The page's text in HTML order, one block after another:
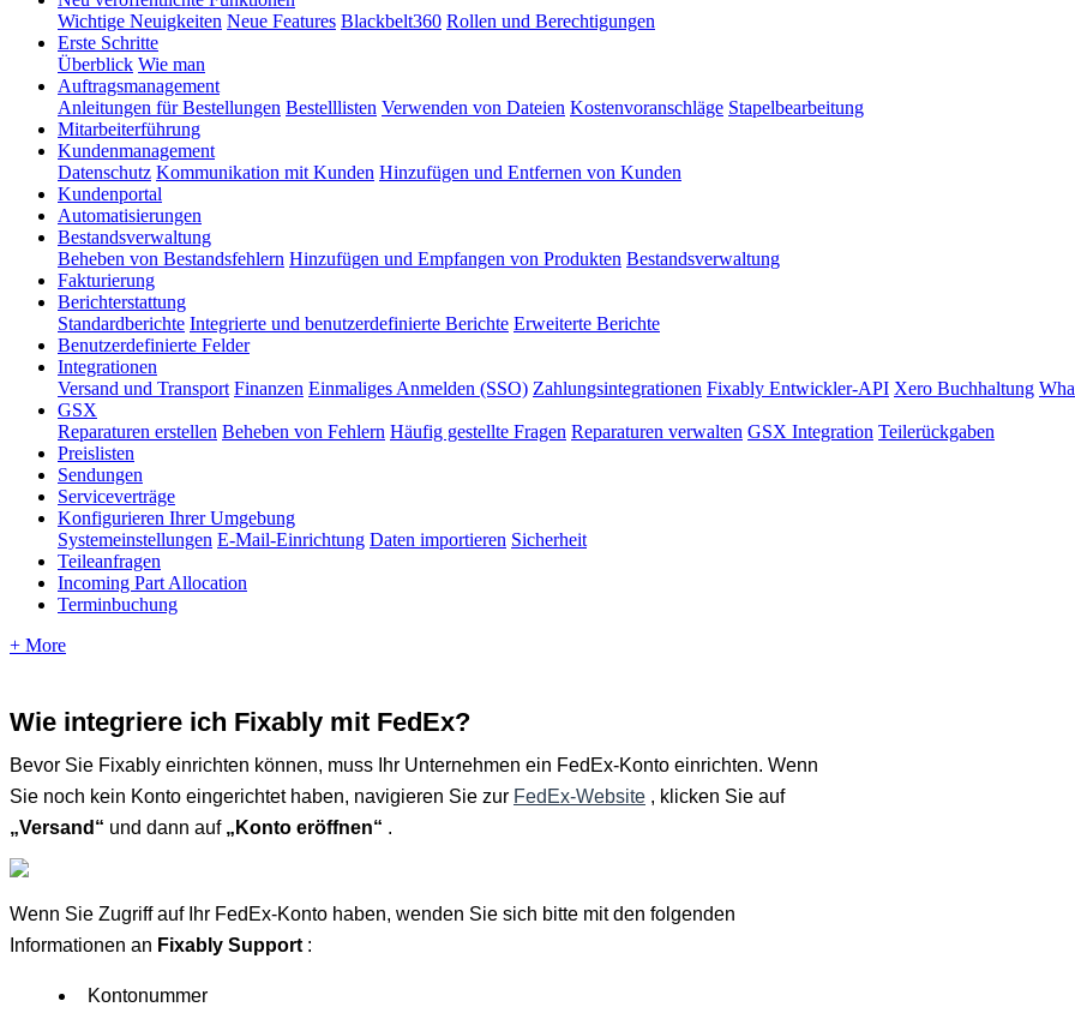
Wichtige Neuigkeiten Neue Features Blackbelt360 Rollen und Berechtigungen
Erste Schritte
Überblick Wie man
Auftragsmanagement
Anleitungen für Bestellungen Bestelllisten Verwenden von Dateien Kostenvoranschläge Stapelbearbeitung
Mitarbeiterführung
Kundenmanagement
Datenschutz Kommunikation mit Kunden Hinzufügen und Entfernen von Kunden
Kundenportal
Automatisierungen
Bestandsverwaltung
Beheben von Bestandsfehlern Hinzufügen und Empfangen von Produkten Bestandsverwaltung
Fakturierung
Berichterstattung
Standardberichte Integrierte und benutzerdefinierte Berichte Erweiterte Berichte
Benutzerdefinierte Felder
Integrationen
Versand und Transport Finanzen Einmaliges Anmelden (SSO) Zahlungsintegrationen Fixably Entwickler-API Xero Buchhaltung
GSX
Reparaturen erstellen Beheben von Fehlern Häufig gestellte Fragen Reparaturen verwalten GSX Integration Teilerückgaben
Preislisten
Sendungen
Serviceverträge
Konfigurieren Ihrer Umgebung
Systemeinstellungen E-Mail-Einrichtung Daten importieren Sicherheit
Teileanfragen
Incoming Part Allocation
Terminbuchung
+ More
Wie integriere ich Fixably mit FedEx?
Bevor Sie Fixably einrichten können, muss Ihr Unternehmen ein FedEx-Konto einrichten. Wenn
Sie noch kein Konto eingerichtet haben, navigieren Sie zur FedEx-Website , klicken Sie auf
„Versand “ und dann auf „ Konto eröffnen“ .
Wenn Sie Zugriff auf Ihr FedEx-Konto haben, wenden Sie sich bitte mit den folgenden
Informationen an Fixably Support :
Kontonummer